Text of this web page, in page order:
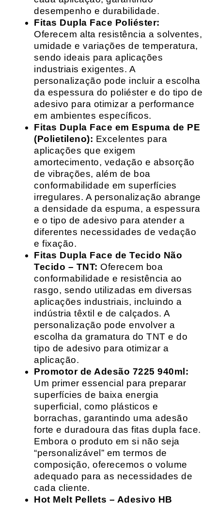
desempenho e durabilidade.
Fitas Dupla Face Poliéster:
Oferecem alta resistência a solventes,
umidade e variações de temperatura,
sendo ideais para aplicações
industriais exigentes. A
personalização pode incluir a escolha
da espessura do poliéster e do tipo de
adesivo para otimizar a performance
em ambientes específicos.
Fitas Dupla Face em Espuma de PE
(Polietileno): Excelentes para
aplicações que exigem
amortecimento, vedação e absorção
de vibrações, além de boa
conformabilidade em superfícies
irregulares. A personalização abrange
a densidade da espuma, a espessura
e o tipo de adesivo para atender a
diferentes necessidades de vedação
e fixação.
Fitas Dupla Face de Tecido Não
Tecido – TNT: Oferecem boa
conformabilidade e resistência ao
rasgo, sendo utilizadas em diversas
aplicações industriais, incluindo a
indústria têxtil e de calçados. A
personalização pode envolver a
escolha da gramatura do TNT e do
tipo de adesivo para otimizar a
aplicação.
Promotor de Adesão 7225 940ml:
Um primer essencial para preparar
superfícies de baixa energia
superficial, como plásticos e
borrachas, garantindo uma adesão
forte e duradoura das fitas dupla face.
Embora o produto em si não seja
“personalizável” em termos de
composição, oferecemos o volume
adequado para as necessidades de
cada cliente.
Hot Melt Pellets – Adesivo HB